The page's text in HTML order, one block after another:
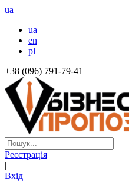
ua
ua
en
pl
+38 (096) 791-79-41
Реєстрація
|
Вхід